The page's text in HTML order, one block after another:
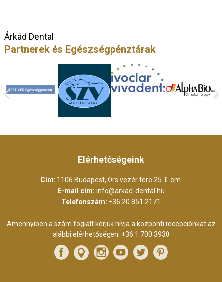
Árkád Dental
Partnerek és Egészségpénztárak
Elérhetőségeink
Cím: 1106 Budapest, Örs vezér tere 25. II. em.
E-mail cím: info@arkad-dental.hu
Telefonszám: +36 20 851 2171
Amennyiben a szám foglalt kérjük hívja a központi recepciónkat az
alábbi elérhetőségen: +36 1 700 3930